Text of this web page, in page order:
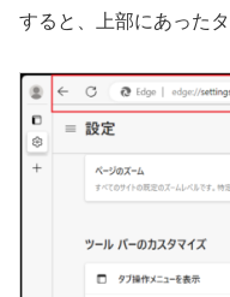
すると、上部にあった